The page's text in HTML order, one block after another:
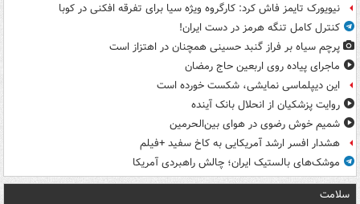
نیویورک تایمز فاش کرد: کارگروه ویژه سیا برای تفرقه افکنی در کوبا
کنترل کامل تنگه هرمز در دست ایران!
پرچم سیاه بر فراز گنبد حسینی همچنان در اهتزاز است
ماجرای پیاده روی اربعین حاج رمضان
این دیپلماسی نمایشی، شکست خورده است
روایت پزشکیان از انحلال بانک آینده
شمیم خوش رضوی در هوای بین‌الحرمین
هشدار افسر ارشد آمریکایی به کاخ سفید +فیلم
موشک‌های بالستیک ایران؛ چالش راهبردی آمریکا
سلامت